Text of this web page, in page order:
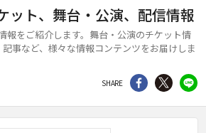
ット、舞台・公演、配信情報
報をご紹介します。舞台・公演のチケット情
事など、様々な情報コンテンツをお届けしま
SHARE シェア Twitter